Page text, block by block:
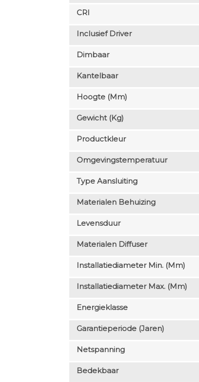
CRI
Inclusief Driver
Dimbaar
Kantelbaar
Hoogte (mm)
Gewicht (kg)
Productkleur
Omgevingstemperatuur
Type Aansluiting
Materialen Behuizing
Levensduur
Materialen Diffuser
Installatiediameter Min. (mm)
Installatiediameter Max. (mm)
Energieklasse
Garantieperiode (jaren)
Netspanning
Bedekbaar